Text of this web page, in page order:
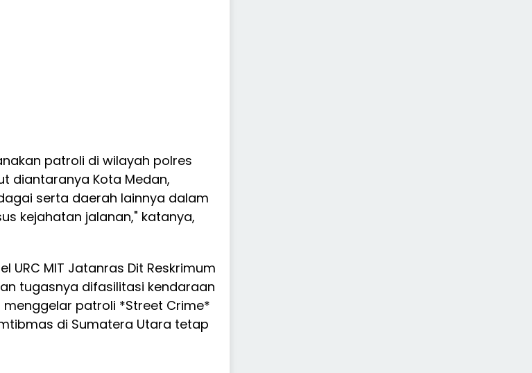
patroli di wilayah polres
diantaranya Kota Medan,
serta daerah lainnya dalam
kejahatan jalanan," katanya,
URC MIT Jatanras Dit Reskrimum
tugasnya difasilitasi kendaraan
patroli *Street Crime*
di Sumatera Utara tetap